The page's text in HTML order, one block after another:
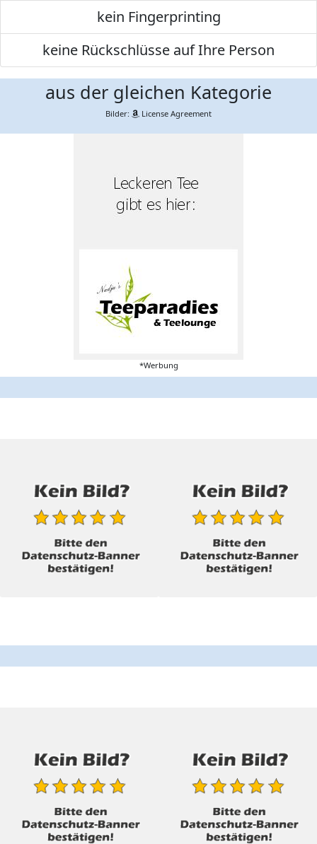
kein Fingerprinting
keine Rückschlüsse auf Ihre Person
aus der gleichen Kategorie
Bilder: License Agreement
*Werbung